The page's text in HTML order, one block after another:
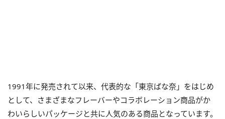
1991年に発売されて以来、代表的な「東京ばな奈」をはじめ
として、さまざまなフレーバーやコラボレーション商品がか
わいらしいパッケージと共に人気のある商品となっています。